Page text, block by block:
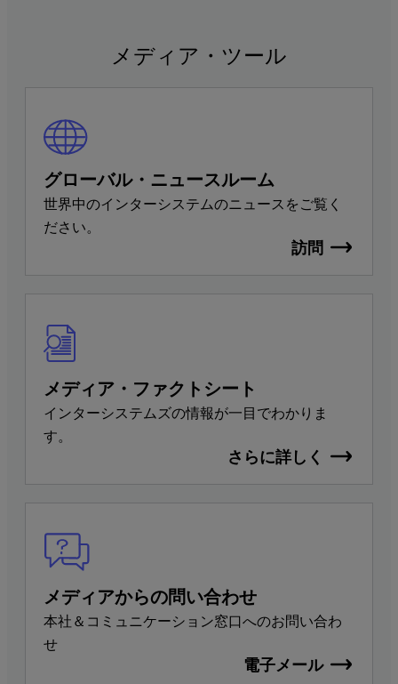
メディア・ツール
グローバル・ニュースルーム
世界中のインターシステムのニュースをご覧く
ださい。
訪問
メディア・ファクトシート
インターシステムズの情報が一目でわかりま
す。
さらに詳しく
メディアからの問い合わせ
本社＆コミュニケーション窓口へのお問い合わ
せ
電子メール